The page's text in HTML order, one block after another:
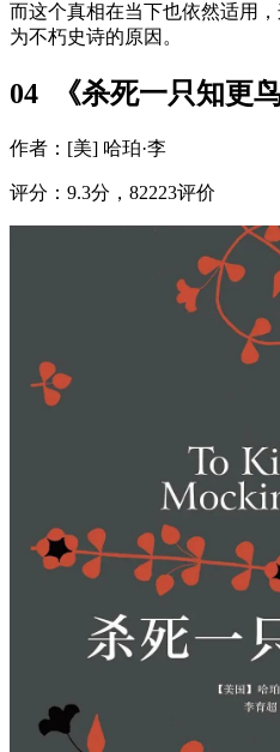
而这个真相在当下也依然适用
为不朽史诗的原因。
04 《杀死一只知更鸟
作者：[美] 哈珀·李
评分：9.3分，82223评价